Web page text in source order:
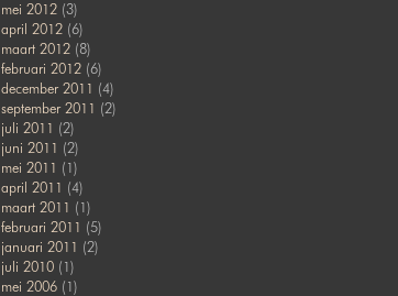
mei 2012(3)
april 2012(6)
maart 2012(8)
februari 2012(6)
december 2011 (4)
september 2011 (2)
juli 2011 (2)
juni 2011 (2)
mei 2011 (1)
april 2011 (4)
maart 2011 (1)
februari 2011 (5)
januari 2011 (2)
juli 2010(1)
mei 2006(1)